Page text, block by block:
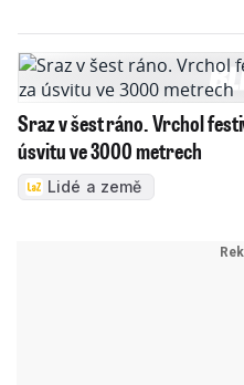
Sraz v šest ráno. Vrchol
úsvitu ve 3000 metrech
Lidé a země